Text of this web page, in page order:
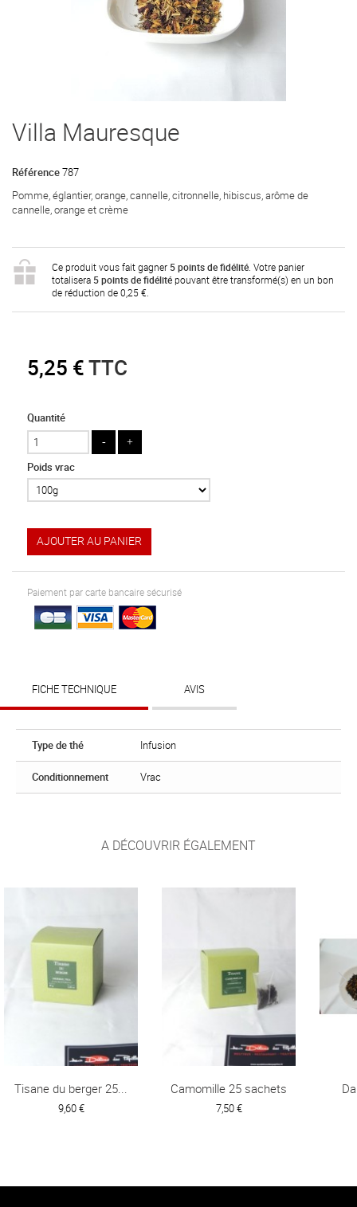
Villa Mauresque
Référence787
Pomme, églantier, orange, cannelle, citronnelle, hibiscus, arôme de
cannelle, orange et crème
Ce produit vous fait gagner 5 points de fidélité. Votre panier
totalisera 5 points de fidélité pouvant être transformé(s) en un bon
de réduction de 0,25 €.
5,25 €TTC
Quantité
Poids vrac
AJOUTER AU PANIER
Paiement par carte bancaire sécurisé
FICHE TECHNIQUE AVIS
Type de thé Infusion
Conditionnement Vrac
A DÉCOUVRIR ÉGALEMENT
Tisane du berger 25...
9,60 €
Camomille 25 sachets
7,50 €